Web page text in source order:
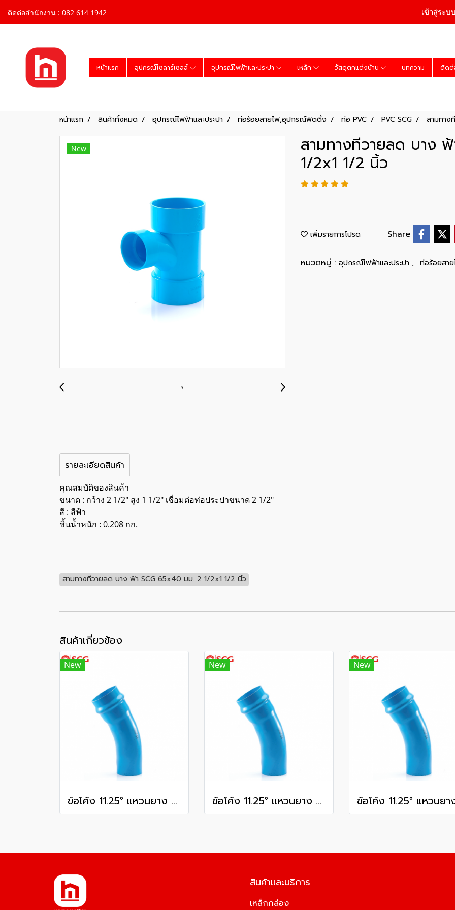
ติดต่อสำนักงาน : 082 614 1942 เข้าสู่ระบ
หน้าแรก อุปกรณ์โซลาร์เซลล์ อุปกรณ์ไฟฟ้าและประปา เหล็ก วัสดุตกแต่งบ้าน บทความ ติด
หน้าแรก สินค้าทั้งหมด อุปกรณ์ไฟฟ้าและประปา ท่อร้อยสายไฟ,อุปกรณ์ฟิตติ้ง ท่อ PVC PVC SCG สามทาง
New สามทางทีวายลด บาง
1/2x1 1/2 นิ้ว
เพิ่มรายการโปรด Share
หมวดหมู่ : อุปกรณ์ไฟฟ้าและประปา , ท่อร้อยส
รายละเอียดสินค้า
คุณสมบัติของสินค้า
ขนาด : กว้าง 2 1/2" สูง 1 1/2" เชื่อมต่อท่อประปาขนาด 2 1/2"
สี : สีฟ้า
ชิ้นน้ำหนัก : 0.208 กก.
สามทางทีวายลด บาง ฟ้า SCG 65x40 มม. 2 1/2x1 1/2 นิ้ว
สินค้าเกี่ยวข้อง
New
ข้อโค้ง 11.25° แหวนยาง ES1 SCG ขนาด 400 มม. (16 นิ้ว ) ชั้น 13.5
New
ข้อโค้ง 11.25° แหวนยาง ES1 SCG ขนาด 350 มม. (14 นิ้ว ) ชั้น 13.5
New
สินค้าและบริการ
เหล็กกล่อง